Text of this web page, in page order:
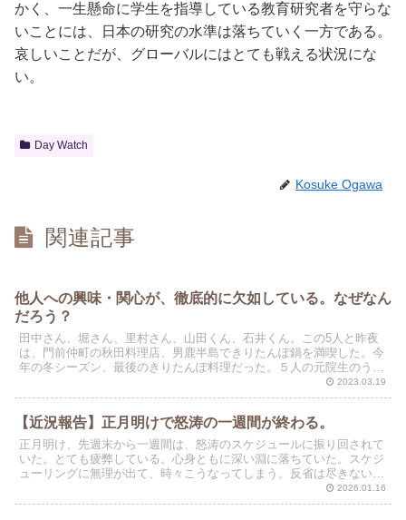
かく、一生懸命に学生を指導している教育研究者を守らな
いことには、日本の研究の水準は落ちていく一方である。
哀しいことだが、グローバルにはとても戦える状況にな
い。
Day Watch
Kosuke Ogawa
関連記事
他人への興味・関心が、徹底的に欠如している。なぜなん
だろう？
田中さん、堀さん、里村さん、山田くん、石井くん。この5人と昨夜
は、門前仲町の秋田料理店、男鹿半島できりたんぽ鍋を満喫した。今
年の冬シーズン、最後のきりたんぽ料理だった。５人の元院生のう
ち、山田くんを除いては、わたしのゼミ生ではない。不思議な...2023.03.19
【近況報告】正月明けで怒涛の一週間が終わる。
正月明け、先週末から一週間は、怒涛のスケジュールに振り回されて
いた。とても疲弊している。心身ともに深い淵に落ちていた。スケジ
ューリングに無理が出て、時々こうなってしまう。反省は尽きない
が、それでも本日の長澤猛臣さん（長沢ベルト工業、代表取締...2026.01.16